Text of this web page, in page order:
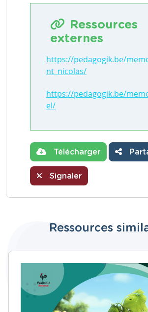
Ressources
externes
https://pedagogik.be/
nt_nicolas/
https://pedagogik.be/
el/
Télécharger
Signaler
Ressources